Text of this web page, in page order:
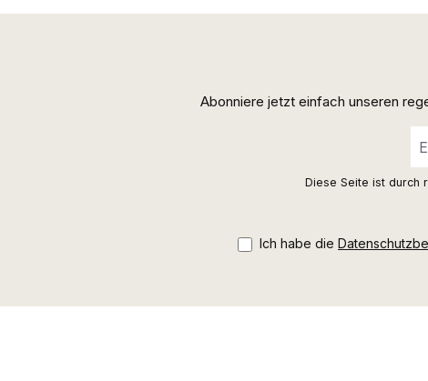
Abonniere jetzt einfach unseren
Diese Seite ist durch
Ich habe die